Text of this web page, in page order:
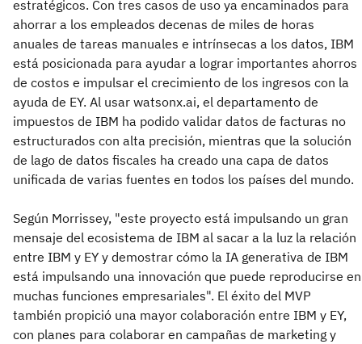
estratégicos. Con tres casos de uso ya encaminados para
ahorrar a los empleados decenas de miles de horas
anuales de tareas manuales e intrínsecas a los datos, IBM
está posicionada para ayudar a lograr importantes ahorros
de costos e impulsar el crecimiento de los ingresos con la
ayuda de EY. Al usar watsonx.ai, el departamento de
impuestos de IBM ha podido validar datos de facturas no
estructurados con alta precisión, mientras que la solución
de lago de datos fiscales ha creado una capa de datos
unificada de varias fuentes en todos los países del mundo.
Según Morrissey, "este proyecto está impulsando un gran
mensaje del ecosistema de IBM al sacar a la luz la relación
entre IBM y EY y demostrar cómo la IA generativa de IBM
está impulsando una innovación que puede reproducirse en
muchas funciones empresariales". El éxito del MVP
también propició una mayor colaboración entre IBM y EY,
con planes para colaborar en campañas de marketing y